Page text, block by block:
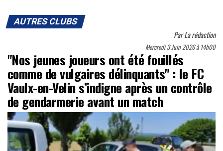
AUTRES CLUBS
ParLa rédaction
Mercredi 3 Juin 2026 à 14h00
"Nos jeunes joueurs ont été fouillés
comme de vulgaires délinquants" : le FC
Vaulx-en-Velin s’indigne après un contrôle
de gendarmerie avant un match